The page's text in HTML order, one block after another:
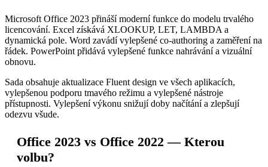
Microsoft Office 2023 přináší moderní funkce do modelu trvalého
licencování. Excel získává XLOOKUP, LET, LAMBDA a
dynamická pole. Word zavádí vylepšené co-authoring a zaměření na
řádek. PowerPoint přidává vylepšené funkce nahrávání a vizuální
obnovu.
Sada obsahuje aktualizace Fluent design ve všech aplikacích,
vylepšenou podporu tmavého režimu a vylepšené nástroje
přístupnosti. Vylepšení výkonu snižují doby načítání a zlepšují
odezvu všude.
Office 2023 vs Office 2022 — Kterou
volbu?